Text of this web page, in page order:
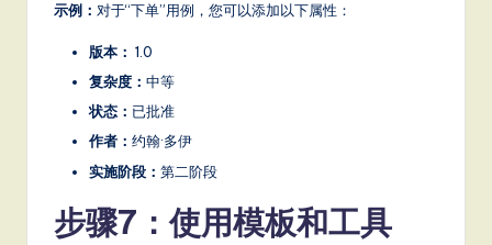
示例： 对于“下单”用例，您可以添加以下属性：
版本： 1.0
复杂度： 中等
状态： 已批准
作者： 约翰·多伊
实施阶段： 第二阶段
步骤7：使用模板和工具